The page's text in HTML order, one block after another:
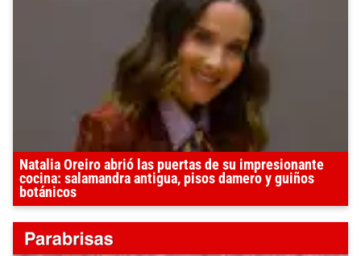
Natalia Oreiro abrió las puertas de su impresionante
cocina: salamandra antigua, pisos damero y guiños
botánicos